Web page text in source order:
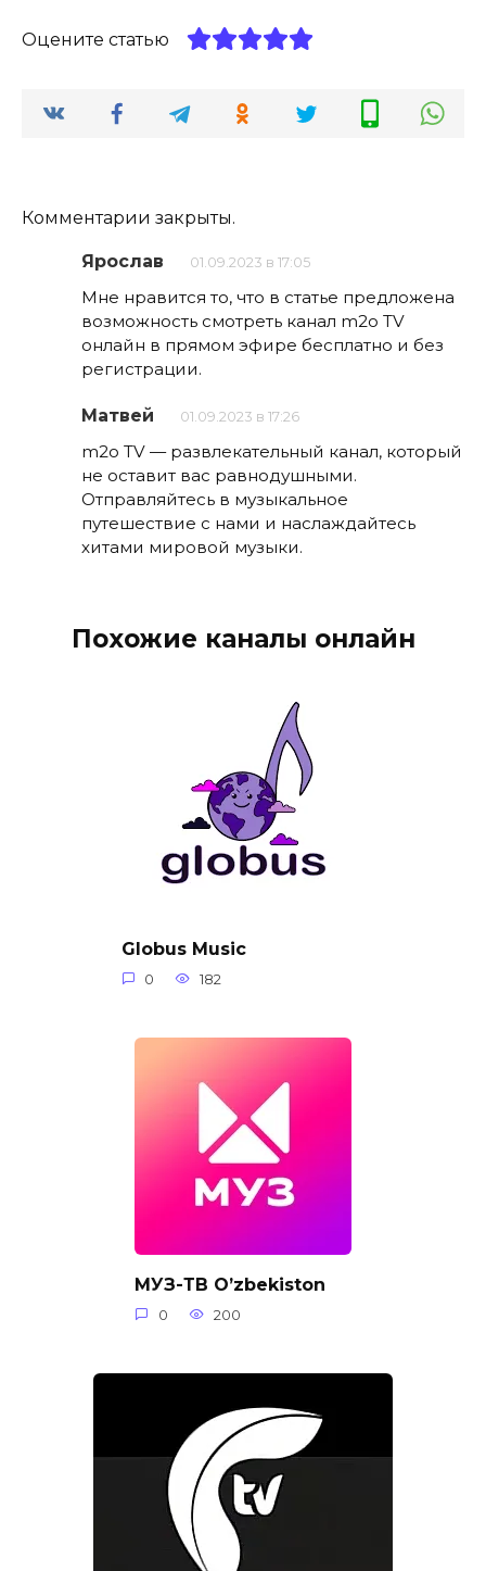
Оцените статью
Комментарии закрыты.
Ярослав 01.09.2023 в 17:05
Мне нравится то, что в статье предложена
возможность смотреть канал m2o TV
онлайн в прямом эфире бесплатно и без
регистрации.
Матвей 01.09.2023 в 17:26
m2o TV — развлекательный канал, который
не оставит вас равнодушными.
Отправляйтесь в музыкальное
путешествие с нами и наслаждайтесь
хитами мировой музыки.
Похожие каналы онлайн
Globus Music
0 182
МУЗ-ТВ O’zbekiston
0 200